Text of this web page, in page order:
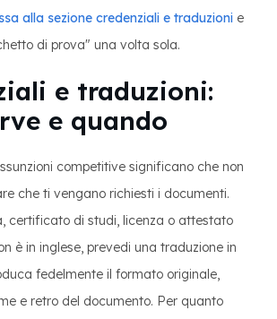
alla sezione credenziali e traduzioni e
di prova" una volta sola.
e traduzioni:
e quando
competitive significano che non
che ti vengano richiesti i documenti.
certificato di studi, licenza o attestato
è in inglese, prevedi una traduzione in
fedelmente il formato originale,
e retro del documento. Per quanto